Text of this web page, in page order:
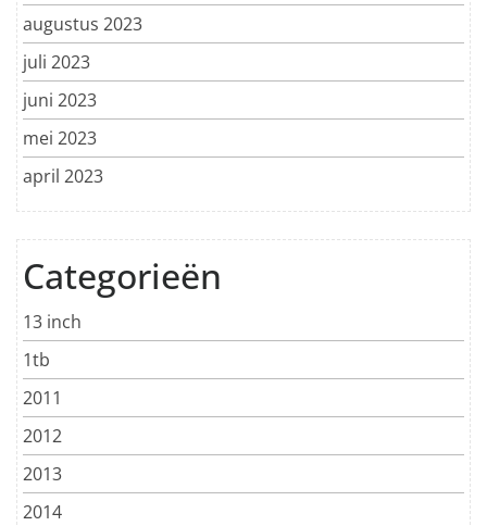
augustus 2023
juli 2023
juni 2023
mei 2023
april 2023
Categorieën
13 inch
1tb
2011
2012
2013
2014